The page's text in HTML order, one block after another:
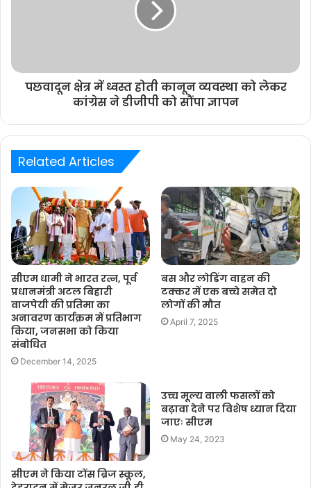
पछवादून क्षेत्र में ध्वस्त होती कानून व्यवस्था को लेकर
कांग्रेस ने डीजीपी को सौंपा ज्ञापन
Related Articles
सीएम धामी ने भारत रत्न, पूर्व
प्रधानमंत्री अटल बिहारी
वाजपेयी की प्रतिमा का
अनावरण कार्यक्रम में प्रतिभाग
किया, जनसभा को किया
संबोधित
December 14, 2025
बस और लोडिंग वाहन की
टक्कर में एक बच्चे समेत दो
लाेगों की मौत
April 7, 2025
सीएम ने किया टोंस ब्रिज स्कूल,
उच्च मूल्य वाली फसलों को
बढ़ावा देने पर विशेष ध्यान दिया
जाएः सीएम
May 24, 2023